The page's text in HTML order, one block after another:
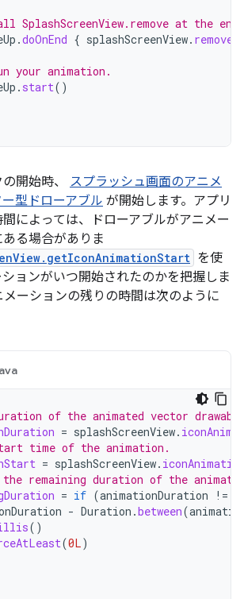
SplashScreenView.remove at the
.doOnEnd { splashScreenView. remove
your animation.
. start()
開始時、 スプラッシュ画面のアニメ
型ドローアブル が開始します。アプリ
によっては、ドローアブルがアニメー
る場合がありま
を使
ョンがいつ開始されたのかを把握しま
メーションの残りの時間は次のように
of the animated vector
= splashScreenView.
time of the animation.
= splashScreenView.
remaining duration of the
= if (animationDuration !=
- Duration .between(
()
(0L)